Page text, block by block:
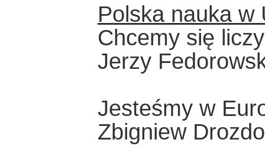
Polska nauka w
Chcemy się
Jerzy
Jesteśmy w
Zbigniew